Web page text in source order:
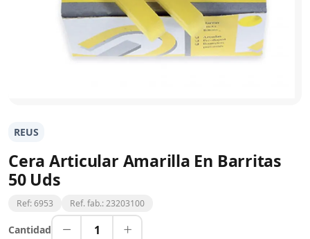
REUS
Cera Articular Amarilla En Barritas
50 Uds
Ref: 6953 Ref. fab.: 23203100
Cantidad 1